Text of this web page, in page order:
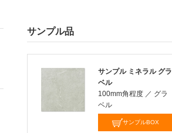
サンプル品
サンプル ミネラル グラ
ベル
100mm角程度 ／ グラ
ベル
サンプルBOX